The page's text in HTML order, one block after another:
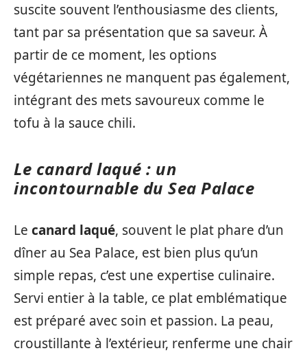
suscite souvent l’enthousiasme des clients,
tant par sa présentation que sa saveur. À
partir de ce moment, les options
végétariennes ne manquent pas également,
intégrant des mets savoureux comme le
tofu à la sauce chili.
Le canard laqué : un
incontournable du Sea Palace
Le canard laqué, souvent le plat phare d’un
dîner au Sea Palace, est bien plus qu’un
simple repas, c’est une expertise culinaire.
Servi entier à la table, ce plat emblématique
est préparé avec soin et passion. La peau,
croustillante à l’extérieur, renferme une chair